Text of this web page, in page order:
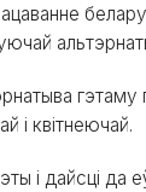
і квітнеючай.
і дайсці да